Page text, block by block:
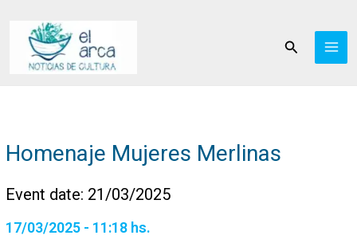
contenido
Buscar
Homenaje Mujeres Merlinas
Event date: 21/03/2025
17/03/2025 - 11:18 hs.